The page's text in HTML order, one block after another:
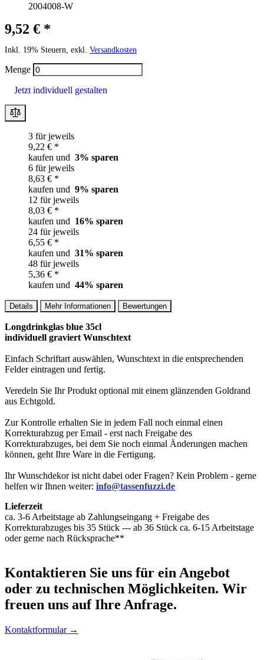
2004008-W
9,52 € *
Inkl. 19% Steuern, exkl. Versandkosten
Menge
Jetzt individuell gestalten
3 für jeweils
9,22 € *
kaufen und 3% sparen
6 für jeweils
8,63 € *
kaufen und 9% sparen
12 für jeweils
8,03 € *
kaufen und 16% sparen
24 für jeweils
6,55 € *
kaufen und 31% sparen
48 für jeweils
5,36 € *
kaufen und 44% sparen
Details Mehr Informationen Bewertungen
Longdrinkglas blue 35cl
individuell graviert Wunschtext
Einfach Schriftart auswählen, Wunschtext in die entsprechenden
Felder eintragen und fertig.
Veredeln Sie Ihr Produkt optional mit einem glänzenden Goldrand
aus Echtgold.
Zur Kontrolle erhalten Sie in jedem Fall noch einmal einen
Korrekturabzug per Email - erst nach Freigabe des
Korrekturabzuges, bei dem Sie noch einmal Änderungen machen
können, geht Ihre Ware in die Fertigung.
Ihr Wunschdekor ist nicht dabei oder Fragen? Kein Problem - gerne
helfen wir Ihnen weiter: info@tassenfuzzi.de
Lieferzeit
ca. 3-6 Arbeitstage ab Zahlungseingang + Freigabe des
Korrekturabzuges bis 35 Stück --- ab 36 Stück ca. 6-15 Arbeitstage
oder gerne nach Rücksprache**
Kontaktieren Sie uns für ein Angebot
oder zu technischen Möglichkeiten. Wir
freuen uns auf Ihre Anfrage.
Kontaktformular →